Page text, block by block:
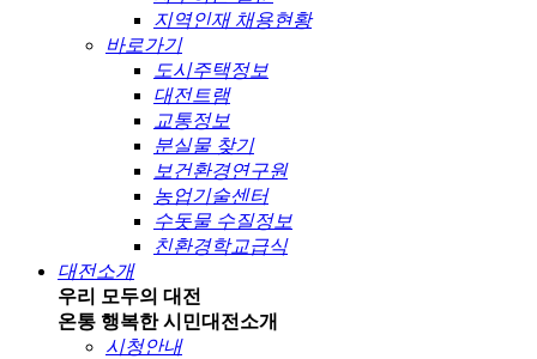
지역인재 채용현황
바로가기
도시주택정보
대전트램
교통정보
분실물 찾기
보건환경연구원
농업기술센터
수돗물 수질정보
친환경학교급식
대전소개
우리 모두의 대전
온통 행복한 시민대전소개
시청안내